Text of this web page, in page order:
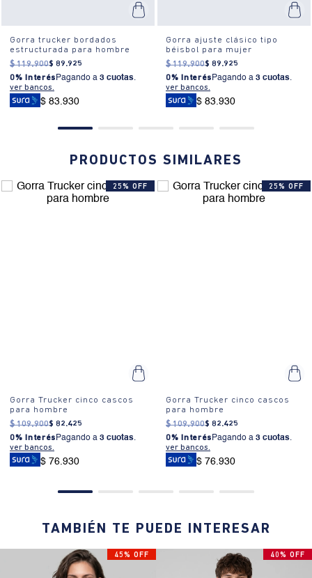
Gorra trucker bordados
estructurada para hombre
$ 119.900$ 89.925
0% Interés Pagando a 3 cuotas.
ver bancos.
$ 83.930
Gorra ajuste clásico tipo
béisbol para mujer
$ 119.900$ 89.925
0% Interés Pagando a 3 cuotas.
ver bancos.
$ 83.930
PRODUCTOS SIMILARES
25% OFF
Gorra Trucker cinco cascos
para hombre
$ 109.900$ 82.425
0% Interés Pagando a 3 cuotas.
ver bancos.
$ 76.930
25% OFF
Gorra Trucker cinco cascos
para hombre
$ 109.900$ 82.425
0% Interés Pagando a 3 cuotas.
ver bancos.
$ 76.930
TAMBIÉN TE PUEDE INTERESAR
45% OFF 40% OFF